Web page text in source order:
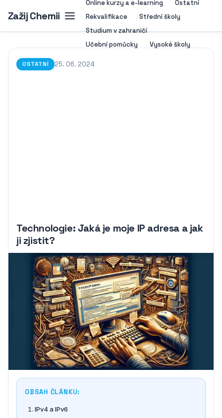
Zažij Chemii
Online kurzy a e-learning
Ostatní
Rekvalifikace
Střední školy
Studium v zahraničí
Učební pomůcky
Vysoké školy
OSTATNÍ 25. 06. 2024
Technologie: Jaká je moje IP adresa a jak
ji zjistit?
OBSAH ČLÁNKU:
IPv4 a IPv6